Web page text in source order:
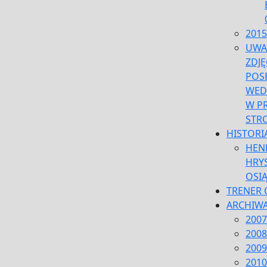
2015
W
TRENER
2007
2008
2009
2010